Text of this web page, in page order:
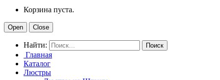
Корзина пуста.
Open Close
Найти:
Главная
Каталог
Люстры